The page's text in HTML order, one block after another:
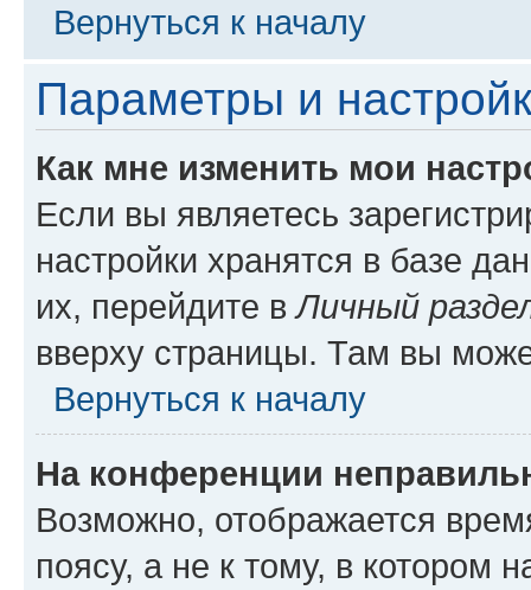
Вернуться к началу
Параметры и
Как мне изменить мои
Если вы являетесь
настройки хранятся в базе
их, перейдите вЛичный
вверху страницы. Там вы
Вернуться к началу
На конференции
Возможно, отображается
поясу, а не к тому, в котором